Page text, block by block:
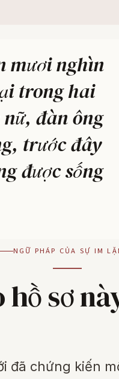
mươi nghìn
trong hai
đàn ông
trước đây
được sống
NGỮ PHÁP CỦA SỰ IM
hồ sơ
đã chứng kiến